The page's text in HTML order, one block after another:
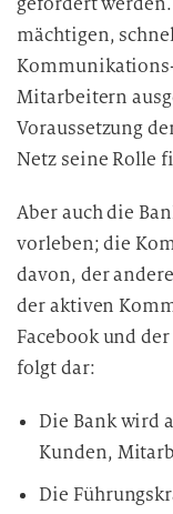
mächtigen,
Mitarbeitern
Voraussetzung
Netz seine Rolle
Aber auch die
vorleben; die
davon, der
der aktiven
Facebook und
folgt dar:
Die Bank wird
Kunden,
Die